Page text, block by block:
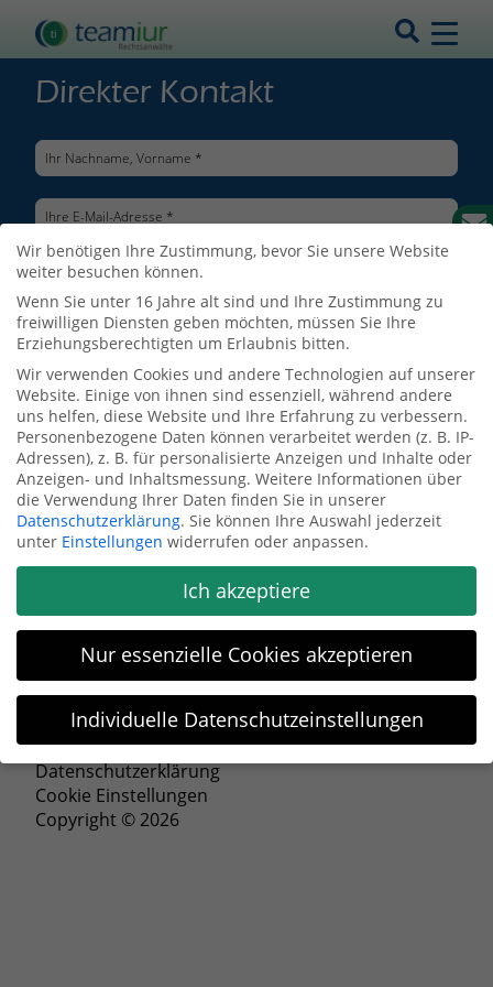
Direkter Kontakt
Ich bin mit der Verarbeitung meiner Daten entsprechend der
Datenschutzerklärungeinverstanden.
Anfrage senden
Impressum
Datenschutzerklärung
Cookie Einstellungen
Copyright © 2026
Wir benötigen Ihre Zustimmung, bevor Sie unsere Website
weiter besuchen können.
Wenn Sie unter 16 Jahre alt sind und Ihre Zustimmung zu
freiwilligen Diensten geben möchten, müssen Sie Ihre
Erziehungsberechtigten um Erlaubnis bitten.
Wir verwenden Cookies und andere Technologien auf unserer
Website. Einige von ihnen sind essenziell, während andere
uns helfen, diese Website und Ihre Erfahrung zu verbessern.
Personenbezogene Daten können verarbeitet werden (z. B. IP-
Adressen), z. B. für personalisierte Anzeigen und Inhalte oder
Anzeigen- und Inhaltsmessung. Weitere Informationen über
die Verwendung Ihrer Daten finden Sie in unserer
Datenschutzerklärung. Sie können Ihre Auswahl jederzeit
unter Einstellungen widerrufen oder anpassen.
Ich akzeptiere
Nur essenzielle Cookies akzeptieren
Individuelle Datenschutzeinstellungen
Datenschutzeinstellungen
Wenn Sie unter 16 Jahre alt sind und Ihre Zustimmung zu
freiwilligen Diensten geben möchten, müssen Sie Ihre